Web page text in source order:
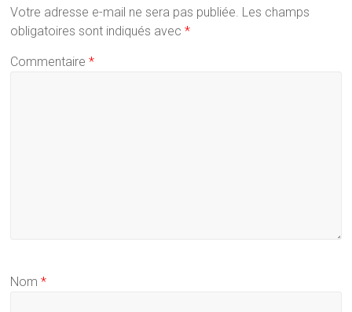
Votre adresse e-mail ne sera pas publiée. Les champs
obligatoires sont indiqués avec*
Commentaire*
Nom*